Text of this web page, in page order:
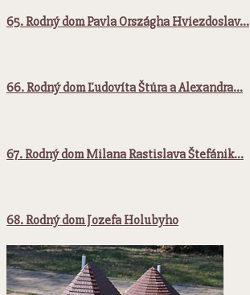
65. Rodný dom Pavla Országha Hviezdoslav…
66. Rodný dom Ľudovíta Štúra a Alexandra…
67. Rodný dom Milana Rastislava Štefánik…
68. Rodný dom Jozefa Holubyho